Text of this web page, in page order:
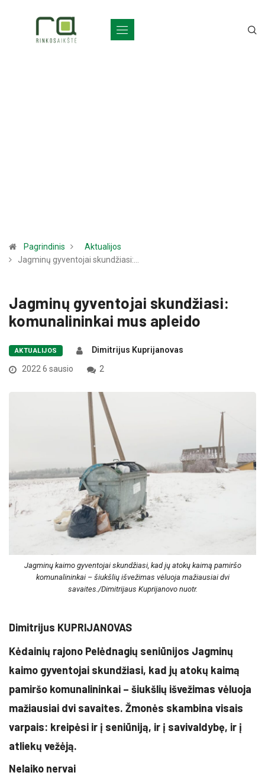
Pagrindinis
Aktualijos
Jagminų gyventojai skundžiasi:…
Jagminų gyventojai skundžiasi:
komunalininkai mus apleido
AKTUALIJOS
Dimitrijus Kuprijanovas
2022 6 sausio
2
Jagminų kaimo gyventojai skundžiasi, kad jų atokų kaimą pamiršo
komunalininkai – šiukšlių išvežimas vėluoja mažiausiai dvi
savaites./Dimitrijaus Kuprijanovo nuotr.
Dimitrijus KUPRIJANOVAS
Kėdainių rajono Pelėdnagių seniūnijos Jagminų
kaimo gyventojai skundžiasi, kad jų atokų kaimą
pamiršo komunalininkai – šiukšlių išvežimas vėluoja
mažiausiai dvi savaites. Žmonės skambina visais
varpais: kreipėsi ir į seniūniją, ir į savivaldybę, ir į
atliekų vežėją.
Nelaiko nervai